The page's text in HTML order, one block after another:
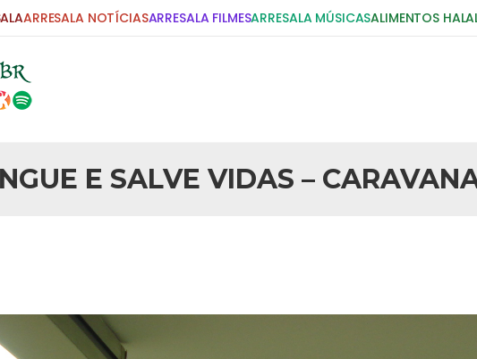
ARRESALA NOTÍCIASARRESALA FILMESARRESALA MÚSICASALIMENTOS
E SALVE VIDAS –